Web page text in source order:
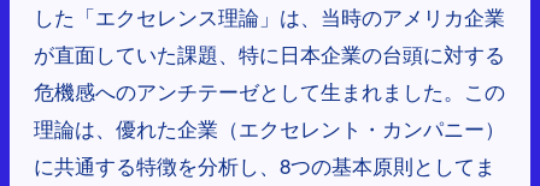
した「エクセレンス理論」は、当時のアメリカ企業
が直面していた課題、特に日本企業の台頭に対する
危機感へのアンチテーゼとして生まれました。この
理論は、優れた企業（エクセレント・カンパニー）
に共通する特徴を分析し、8つの基本原則としてま